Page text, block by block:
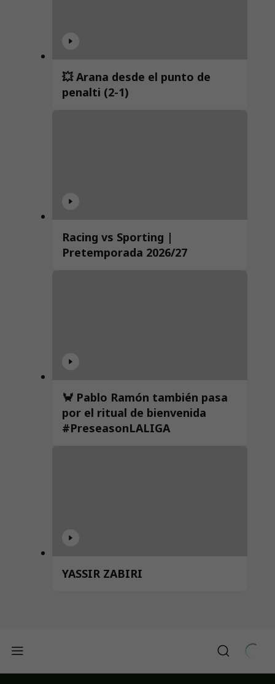
💥 Arana desde el punto de
penalti (2-1)
Racing vs Sporting |
Pretemporada 2026/27
🦀 Pablo Ramón también pasa
por el ritual de bienvenida
#PreseasonLALIGA
YASSIR ZABIRI